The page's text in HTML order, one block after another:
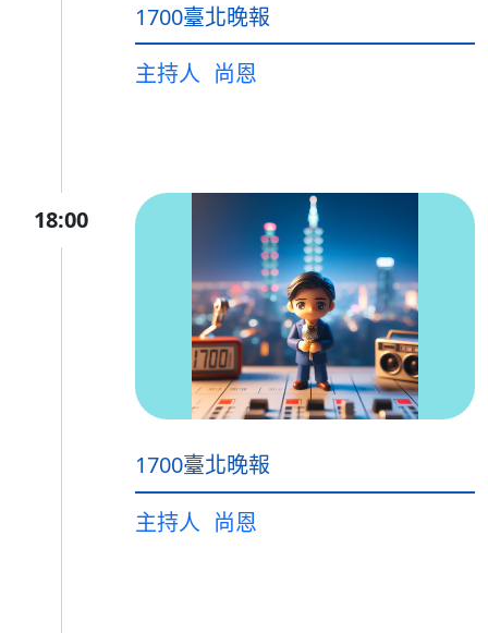
1700臺北晚報
主持人 尚恩
18:00
1700臺北晚報
主持人 尚恩